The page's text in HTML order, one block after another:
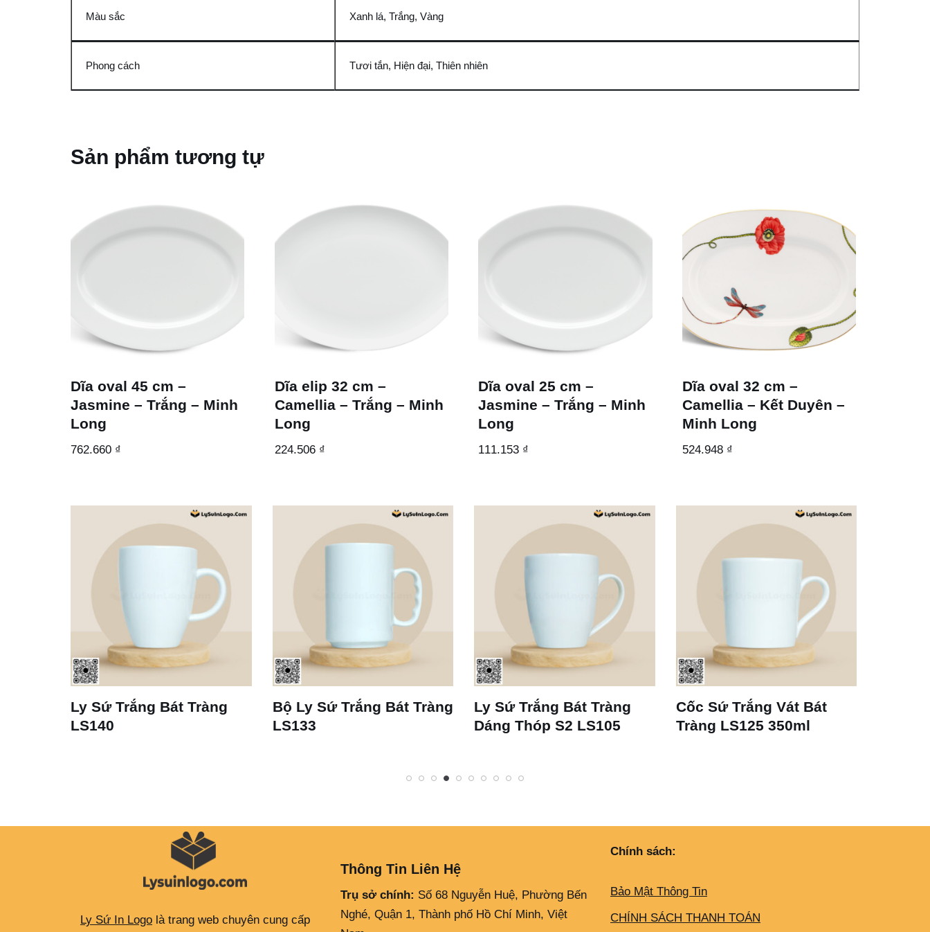
Màu sắc Xanh lá, Trắng, Vàng
Phong cách Tươi tắn, Hiện đại, Thiên nhiên
Sản phẩm tương tự
Dĩa oval 45 cm –
Jasmine – Trắng – Minh
Long
762.660 ₫
Dĩa elip 32 cm –
Camellia – Trắng – Minh
Long
224.506 ₫
Dĩa oval 25 cm –
Jasmine – Trắng – Minh
Long
111.153 ₫
Dĩa oval 32 cm –
Camellia – Kết Duyên –
Minh Long
524.948 ₫
Ly Sứ Trắng Bát Tràng
LS140
Bộ Ly Sứ Trắng Bát Tràng
LS133
Ly Sứ Trắng Bát Tràng
Dáng Thóp S2 LS105
Cốc Sứ Trắng Vát Bát
Tràng LS125 350ml
Ly Sứ In Logo là trang web chuyên cung cấp
Thông Tin Liên Hệ
Trụ sở chính: Số 68 Nguyễn Huệ, Phường Bến
Nghé, Quận 1, Thành phố Hồ Chí Minh, Việt
Chính sách:
Bảo Mật Thông Tin
CHÍNH SÁCH THANH TOÁN